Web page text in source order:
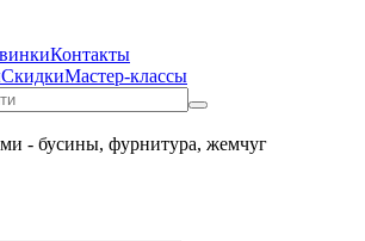
Контакты
СкидкиМастер-классы
- бусины, фурнитура, жемчуг